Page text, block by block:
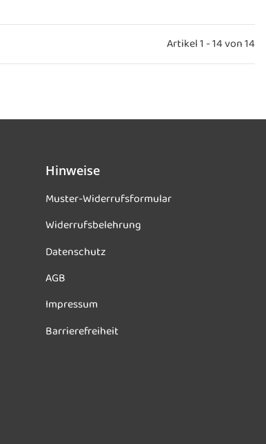
Artikel 1 - 14 von 14
Hinweise
Muster-Widerrufsformular
Widerrufsbelehrung
Datenschutz
AGB
Impressum
Barrierefreiheit